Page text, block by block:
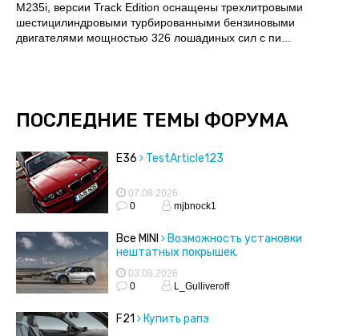
M235i, версии Track Edition оснащены трехлитровыми
шестицилиндровыми турбированными бензиновыми
двигателями мощностью 326 лошадиных сил с пи...
ПОСЛЕДНИЕ ТЕМЫ ФОРУМА
E36 TestArticle123
07.08.2026
0
mjbnock1
Все MINI
Возможность установки
нештатных покрышек.
03.08.2026
0
L_Gulliveroff
F21 Купить рапэ